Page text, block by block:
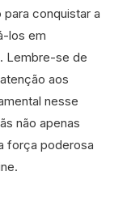
conquistar a
los em
Lembre-se de
aos
nesse
não apenas
força poderosa